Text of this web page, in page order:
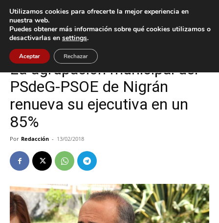
Inicio Nigrán
Nigrán Política
La agrupación municipal del
PSdeG-PSOE de Nigrán
renueva su ejecutiva en un
85%
Por Redacción - 13/02/2018
Utilizamos cookies para ofrecerte la mejor experiencia en
nuestra web.
Puedes obtener más información sobre qué cookies utilizamos o
desactivarlas en settings.
Aceptar Rechazar